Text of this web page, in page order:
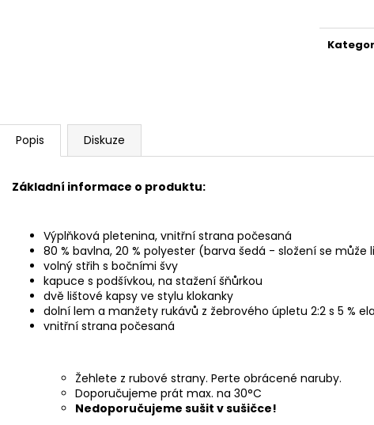
Popis Diskuze
Základní informace o produktu:
Výplňková pletenina, vnitřní strana počesaná
80 % bavlna, 20 % polyester (barva šedá - složení se může
volný střih s bočními švy
kapuce s podšívkou, na stažení šňůrkou
dvě lištové kapsy ve stylu klokanky
dolní lem a manžety rukávů z žebrového úpletu 2:2 s 5 %
vnitřní strana počesaná
Žehlete z rubové strany. Perte obrácené naruby.
Doporučujeme prát max. na 30°C
Nedoporučujeme sušit v sušičce!